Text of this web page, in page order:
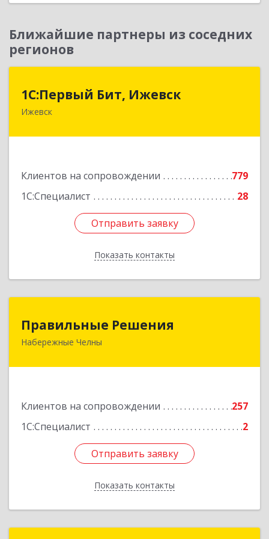
Ближайшие партнеры из соседних
регионов
1С:Первый Бит, Ижевск
Ижевск
Клиентов на сопровождении
779
1С:Специалист
28
Отправить заявку
Показать контакты
1С:Первый Бит, Ижевск
Отправить заявку
Назад
Правильные Решения
Набережные Челны
Клиентов на сопровождении
257
1С:Специалист
2
Отправить заявку
Показать контакты
423832, Татарстан Респ, Набережные Челны г,
Отправить заявку
Назад